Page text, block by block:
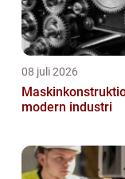
08 juli 2026
modern industri